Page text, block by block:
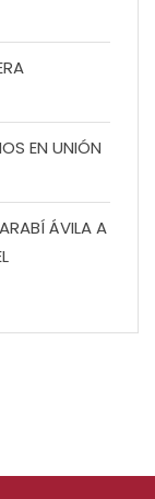
EN UNIÓN
ÁVILA A